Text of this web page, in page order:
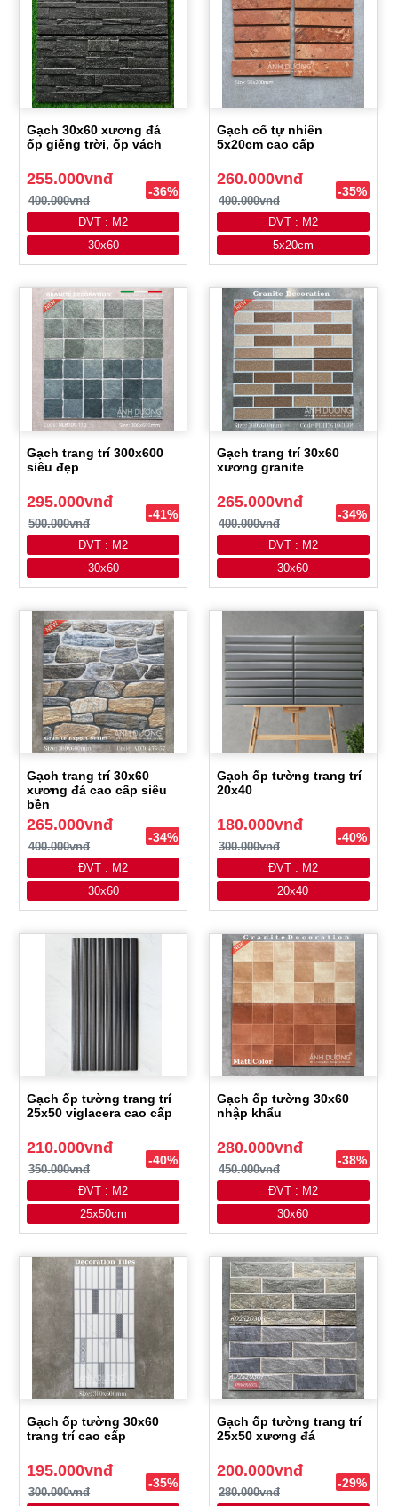
Gạch 30x60 xương đá
ốp giếng trời, ốp vách
255.000vnđ
400.000vnđ
-36%
ĐVT : M2
30x60
Gạch cổ tự nhiên
5x20cm cao cấp
260.000vnđ
400.000vnđ
-35%
ĐVT : M2
5x20cm
Gạch trang trí 300x600
siêu đẹp
295.000vnđ
500.000vnđ
-41%
ĐVT : M2
30x60
Gạch trang trí 30x60
xương granite
265.000vnđ
400.000vnđ
-34%
ĐVT : M2
30x60
Gạch trang trí 30x60
xương đá cao cấp siêu
bền
265.000vnđ
400.000vnđ
-34%
ĐVT : M2
30x60
Gạch ốp tường trang trí
20x40
180.000vnđ
300.000vnđ
-40%
ĐVT : M2
20x40
Gạch ốp tường trang trí
25x50 viglacera cao cấp
210.000vnđ
350.000vnđ
-40%
ĐVT : M2
25x50cm
Gạch ốp tường 30x60
nhập khẩu
280.000vnđ
450.000vnđ
-38%
ĐVT : M2
30x60
Gạch ốp tường 30x60
trang trí cao cấp
195.000vnđ
300.000vnđ
-35%
Gạch ốp tường trang trí
25x50 xương đá
200.000vnđ
280.000vnđ
-29%